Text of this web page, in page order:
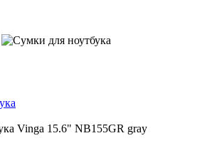
Vinga 15.6" NB155GR gray